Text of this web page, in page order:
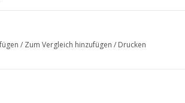
/ Zum Vergleich hinzufügen / Drucken